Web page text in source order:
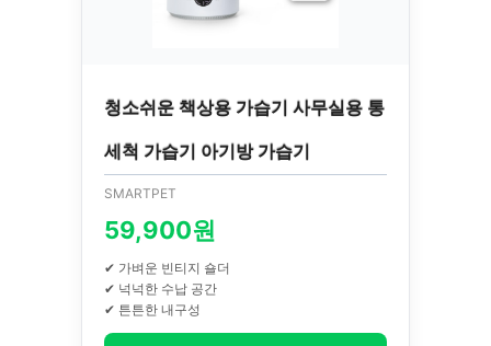
청소쉬운 책상용 가습기 사무실용 통
세척 가습기 아기방 가습기
SMARTPET
59,900원
✔ 가벼운 빈티지 숄더
✔ 넉넉한 수납 공간
✔ 튼튼한 내구성